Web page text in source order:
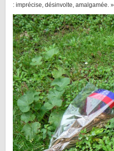
: imprécise, désinvolte, amalgamée. »